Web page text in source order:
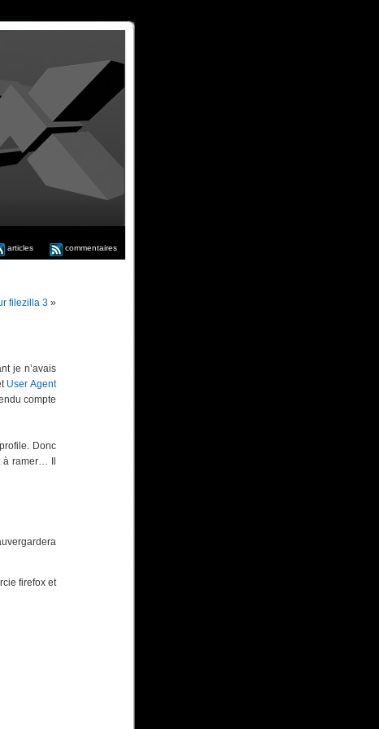
articles
commentaires
filezilla 3 »
je n’avais
User Agent
compte
Donc
ramer… Il
firefox et